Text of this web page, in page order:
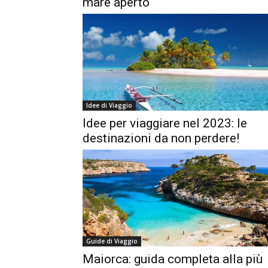
Idee di Viaggio
Idee per viaggiare nel 2023: le
destinazioni da non perdere!
Guide di Viaggio
Maiorca: guida completa alla più